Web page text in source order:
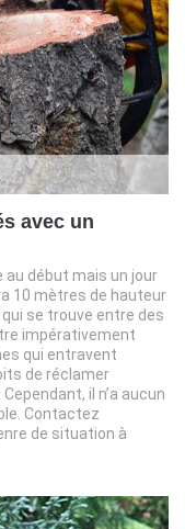
avec un
au début mais un jour
10 mètres de hauteur
se trouve entre des
impérativement
qui entravent
de réclamer
il n’a aucun
Contactez
de situation à